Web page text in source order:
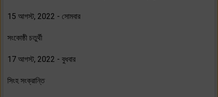
15 আগস্ট, 2022 - সোমবার
সংকোষ্ঠী চতুর্থী
17 আগস্ট, 2022 - বুধবার
সিংহ সংক্রান্তি